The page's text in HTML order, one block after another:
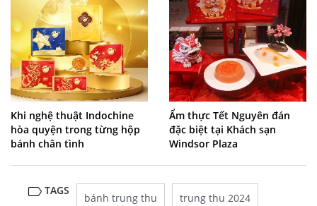
Khi nghệ thuật Indochine
hòa quyện trong từng hộp
bánh chân tình
Ẩm thực Tết Nguyên đán
đặc biệt tại Khách sạn
Windsor Plaza
TAGS
bánh trung thu trung thu 2024